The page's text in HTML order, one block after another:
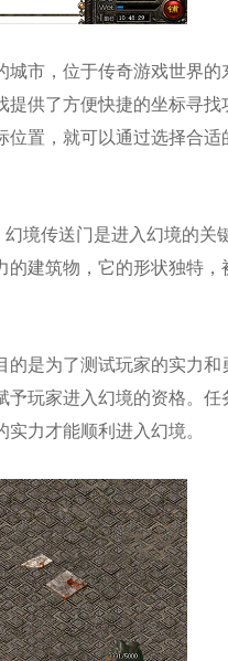
市，位于传奇游戏世界的
提供了方便快捷的坐标寻找
置，就可以通过选择合适
境传送门是进入幻境的关
的建筑物，它的形状独特，
是为了测试玩家的实力和
予玩家进入幻境的资格。任
力才能顺利进入幻境。